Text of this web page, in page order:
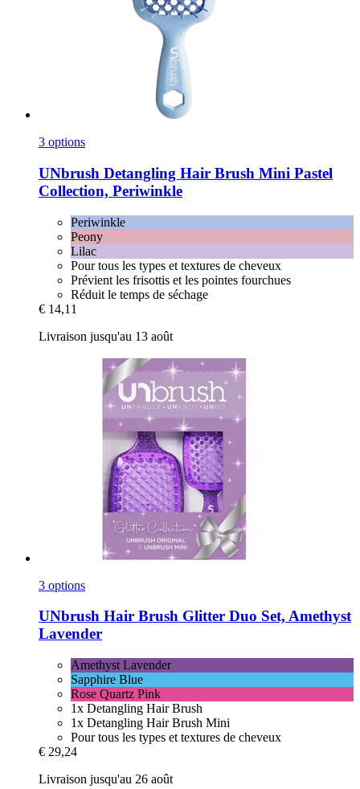
3 options
UNbrush Detangling Hair Brush Mini Pastel
Collection, Periwinkle
Periwinkle
Peony
Lilac
Pour tous les types et textures de cheveux
Prévient les frisottis et les pointes fourchues
Réduit le temps de séchage
€ 14,11
Livraison jusqu'au 13 août
3 options
UNbrush Hair Brush Glitter Duo Set, Amethyst
Lavender
Amethyst Lavender
Sapphire Blue
Rose Quartz Pink
1x Detangling Hair Brush
1x Detangling Hair Brush Mini
Pour tous les types et textures de cheveux
€ 29,24
Livraison jusqu'au 26 août